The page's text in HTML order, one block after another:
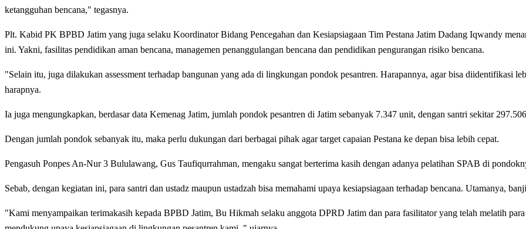
ketangguhan bencana," tegasnya.
Plt. Kabid PK BPBD Jatim yang juga selaku Koordinator Bidang Pencegahan dan Kesiapsiagaan Tim Pestana Jatim Dadang Iqwandy
ini. Yakni, fasilitas pendidikan aman bencana, managemen penanggulangan bencana dan pendidikan pengurangan risiko bencana.
"Selain itu, juga dilakukan assessment terhadap bangunan yang ada di lingkungan pondok pesantren. Harapannya, agar bisa diidentifikasi
harapnya.
Ia juga mengungkapkan, berdasar data Kemenag Jatim, jumlah pondok pesantren di Jatim sebanyak 7.347 unit, dengan santri sekitar
Dengan jumlah pondok sebanyak itu, maka perlu dukungan dari berbagai pihak agar target capaian Pestana ke depan bisa lebih cepat.
Pengasuh Ponpes An-Nur 3 Bululawang, Gus Taufiqurrahman, mengaku sangat berterima kasih dengan adanya pelatihan SPAB di
Sebab, dengan kegiatan ini, para santri dan ustadz maupun ustadzah bisa memahami upaya kesiapsiagaan terhadap bencana. Utamanya,
"Kami menyampaikan terimakasih kepada BPBD Jatim, Bu Hikmah selaku anggota DPRD Jatim dan para fasilitator yang telah melatih